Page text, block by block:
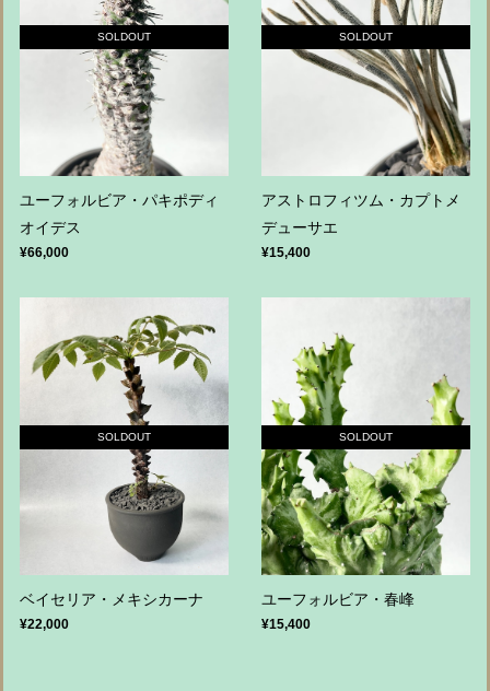
SOLDOUT
ユーフォルビア・パキポディ
オイデス
¥66,000
SOLDOUT
アストロフィツム・カプトメ
デューサエ
¥15,400
SOLDOUT
ベイセリア・メキシカーナ
¥22,000
SOLDOUT
ユーフォルビア・春峰
¥15,400